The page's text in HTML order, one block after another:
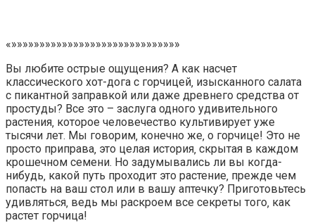
«»»»»»»»»»»»»»»»»»»»»»»»»»»»»»»
Вы любите острые ощущения? А как насчет
классического хот-дога с горчицей‚ изысканного салата
с пикантной заправкой или даже древнего средства от
простуды? Все это – заслуга одного удивительного
растения‚ которое человечество культивирует уже
тысячи лет. Мы говорим‚ конечно же‚ о горчице! Это не
просто приправа‚ это целая история‚ скрытая в каждом
крошечном семени. Но задумывались ли вы когда-
нибудь‚ какой путь проходит это растение‚ прежде чем
попасть на ваш стол или в вашу аптечку? Приготовьтесь
удивляться‚ ведь мы раскроем все секреты того‚ как
растет горчица!